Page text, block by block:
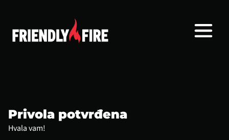
Privola potvrđena
Hvala vam!